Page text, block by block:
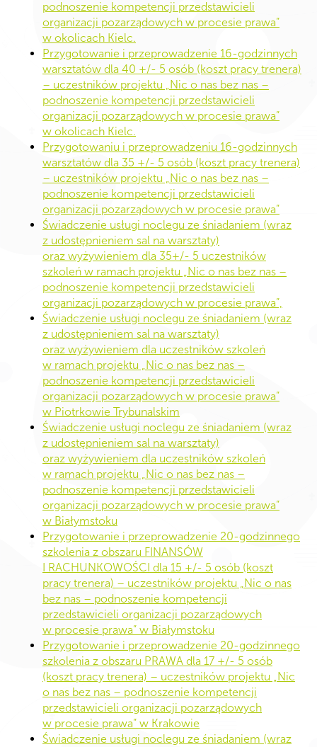
podnoszenie kompetencji przedstawicieli
organizacji pozarządowych w procesie prawa”
w okolicach Kielc.
Przygotowanie i przeprowadzenie 16-godzinnych
warsztatów dla 40 +/- 5 osób (koszt pracy trenera)
– uczestników projektu „Nic o nas bez nas –
podnoszenie kompetencji przedstawicieli
organizacji pozarządowych w procesie prawa”
w okolicach Kielc.
Przygotowaniu i przeprowadzeniu 16-godzinnych
warsztatów dla 35 +/- 5 osób (koszt pracy trenera)
– uczestników projektu „Nic o nas bez nas –
podnoszenie kompetencji przedstawicieli
organizacji pozarządowych w procesie prawa”
Świadczenie usługi noclegu ze śniadaniem (wraz
z udostępnieniem sal na warsztaty)
oraz wyżywieniem dla 35+/- 5 uczestników
szkoleń w ramach projektu „Nic o nas bez nas –
podnoszenie kompetencji przedstawicieli
organizacji pozarządowych w procesie prawa”,
Świadczenie usługi noclegu ze śniadaniem (wraz
z udostępnieniem sal na warsztaty)
oraz wyżywieniem dla uczestników szkoleń
w ramach projektu „Nic o nas bez nas –
podnoszenie kompetencji przedstawicieli
organizacji pozarządowych w procesie prawa”
w Piotrkowie Trybunalskim
Świadczenie usługi noclegu ze śniadaniem (wraz
z udostępnieniem sal na warsztaty)
oraz wyżywieniem dla uczestników szkoleń
w ramach projektu „Nic o nas bez nas –
podnoszenie kompetencji przedstawicieli
organizacji pozarządowych w procesie prawa”
w Białymstoku
Przygotowanie i przeprowadzenie 20-godzinnego
szkolenia z obszaru FINANSÓW
I RACHUNKOWOŚCI dla 15 +/- 5 osób (koszt
pracy trenera) – uczestników projektu „Nic o nas
bez nas – podnoszenie kompetencji
przedstawicieli organizacji pozarządowych
w procesie prawa” w Białymstoku
Przygotowanie i przeprowadzenie 20-godzinnego
szkolenia z obszaru PRAWA dla 17 +/- 5 osób
(koszt pracy trenera) – uczestników projektu „Nic
o nas bez nas – podnoszenie kompetencji
przedstawicieli organizacji pozarządowych
w procesie prawa” w Krakowie
Świadczenie usługi noclegu ze śniadaniem (wraz